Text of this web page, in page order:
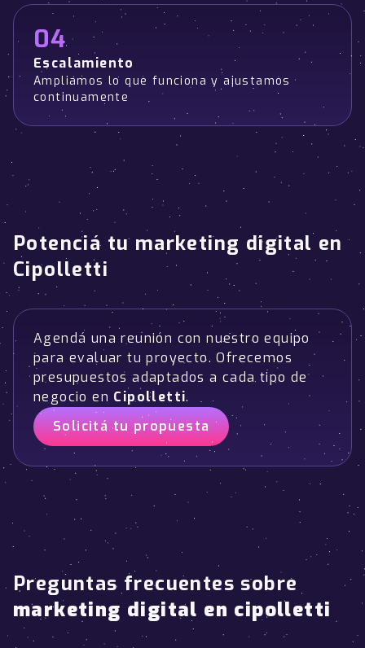
04
Escalamiento
Ampliamos lo que funciona y ajustamos
continuamente
Potenciá tu marketing digital en
Cipolletti
Agendá una reunión con nuestro equipo
para evaluar tu proyecto. Ofrecemos
presupuestos adaptados a cada tipo de
negocio en Cipolletti.
Solicitá tu propuesta
Preguntas frecuentes sobre
marketing digital en cipolletti